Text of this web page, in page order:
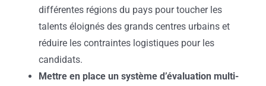
différentes régions du pays pour toucher les
talents éloignés des grands centres urbains et
réduire les contraintes logistiques pour les
candidats.
Mettre en place un système d’évaluation multi-